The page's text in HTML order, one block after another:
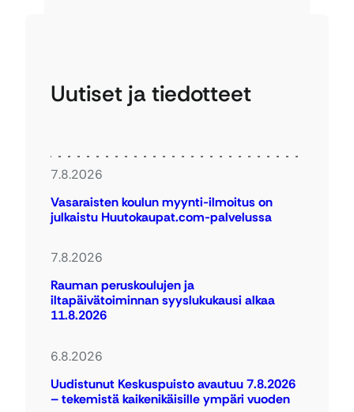
Uutiset ja tiedotteet
7.8.2026
Vasaraisten koulun myynti-ilmoitus on
julkaistu Huutokaupat.com-palvelussa
7.8.2026
Rauman peruskoulujen ja
iltapäivätoiminnan syyslukukausi alkaa
11.8.2026
6.8.2026
Uudistunut Keskuspuisto avautuu 7.8.2026
– tekemistä kaikenikäisille ympäri vuoden